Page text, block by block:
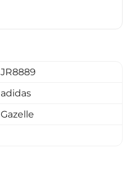
JR8889
adidas
Gazelle